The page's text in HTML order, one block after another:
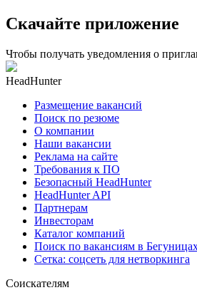
Скачайте приложение
Чтобы получать уведомления о
HeadHunter
Размещение вакансий
Поиск по резюме
О компании
Наши вакансии
Реклама на сайте
Требования к ПО
Безопасный HeadHunter
HeadHunter API
Партнерам
Инвесторам
Каталог компаний
Поиск по вакансиям в
Сетка: соцсеть для нетворкинга
Соискателям